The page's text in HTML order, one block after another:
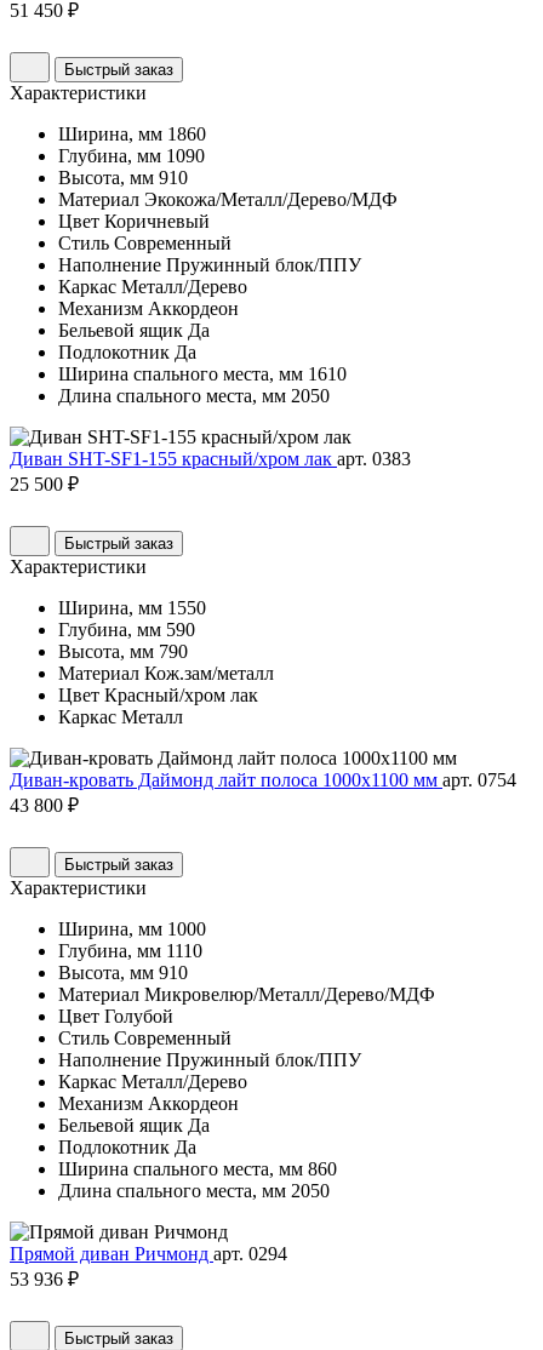
51 450 ₽
Быстрый заказ
Характеристики
Ширина, мм 1860
Глубина, мм 1090
Высота, мм 910
Материал Экокожа/Металл/Дерево/МДФ
Цвет Коричневый
Стиль Современный
Наполнение Пружинный блок/ППУ
Каркас Металл/Дерево
Механизм Аккордеон
Бельевой ящик Да
Подлокотник Да
Ширина спального места, мм 1610
Длина спального места, мм 2050
Диван SHT-SF1-155 красный/хром лак арт. 0383
25 500 ₽
Быстрый заказ
Характеристики
Ширина, мм 1550
Глубина, мм 590
Высота, мм 790
Материал Кож.зам/металл
Цвет Красный/хром лак
Каркас Металл
Диван-кровать Даймонд лайт полоса 1000х1100 мм арт. 0754
43 800 ₽
Быстрый заказ
Характеристики
Ширина, мм 1000
Глубина, мм 1110
Высота, мм 910
Материал Микровелюр/Металл/Дерево/МДФ
Цвет Голубой
Стиль Современный
Наполнение Пружинный блок/ППУ
Каркас Металл/Дерево
Механизм Аккордеон
Бельевой ящик Да
Подлокотник Да
Ширина спального места, мм 860
Длина спального места, мм 2050
Прямой диван Ричмонд арт. 0294
53 936 ₽
Быстрый заказ